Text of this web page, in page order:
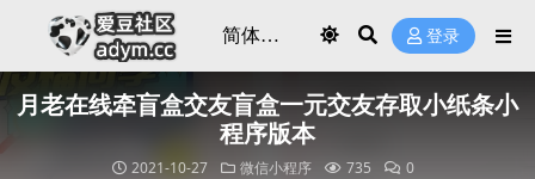
登录
月老在线牵盲盒交友盲盒一元交友存取小纸条小
程序版本
2021-10-27 微信小程序 735 0